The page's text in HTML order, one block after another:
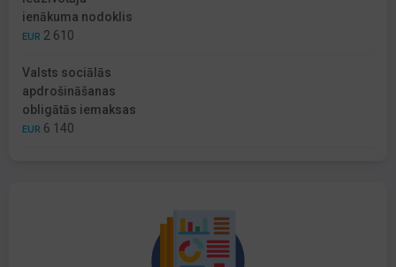
ienākuma nodoklis
EUR 2 610
Valsts sociālās
apdrošināšanas
obligātās iemaksas
EUR 6 140